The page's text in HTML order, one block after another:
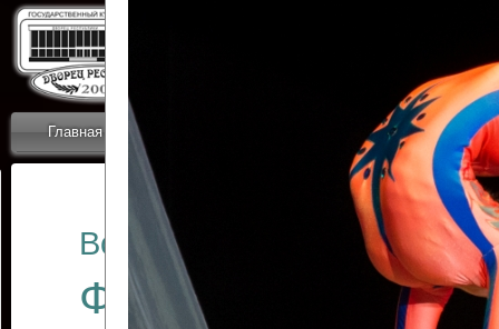
Главная Новости
ОТЧЕТЫ ГКЦ
Все отчеты
Финал